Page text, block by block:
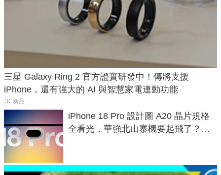
三星 Galaxy Ring 2 官方證實研發中！傳將支援
iPhone，還有強大的 AI 與智慧家電連動功能
3C新品
iPhone 18 Pro 設計圖 A20 晶片規格
全看光，華強北山寨機要起飛了？專